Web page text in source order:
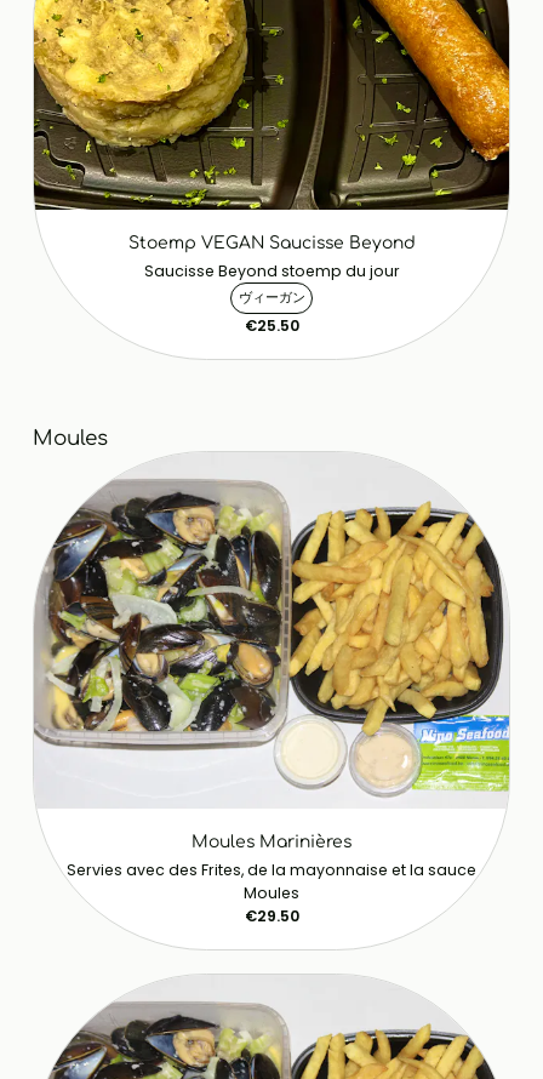
Stoemp VEGAN Saucisse Beyond
Saucisse Beyond stoemp du jour
ヴィーガン
€25.50
Moules
Moules Marinières
Servies avec des Frites, de la mayonnaise et la sauce
Moules
€29.50